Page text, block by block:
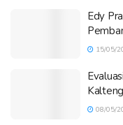
Edy
15/05/
08/05/